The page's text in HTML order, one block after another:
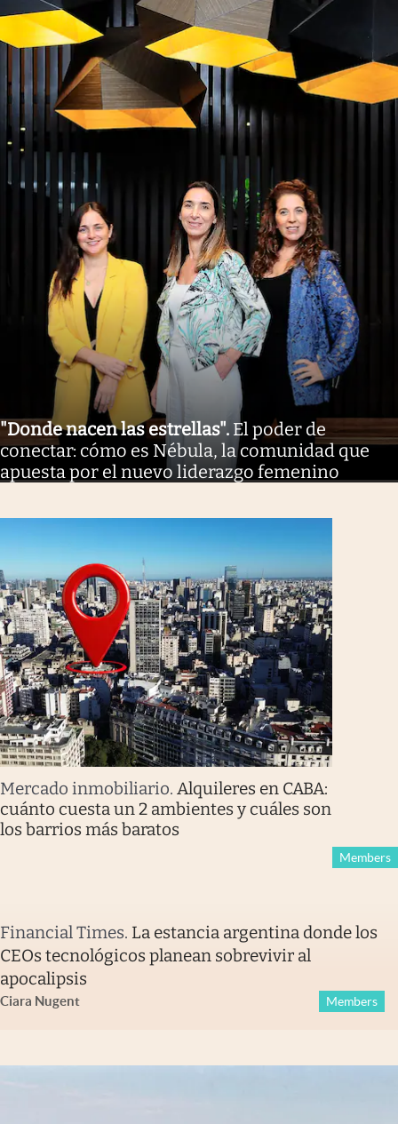
"Donde nacen las estrellas". El poder de
conectar: cómo es Nébula, la comunidad que
apuesta por el nuevo liderazgo femenino
Mercado inmobiliario. Alquileres en CABA:
cuánto cuesta un 2 ambientes y cuáles son
los barrios más baratos
Members
Financial Times. La estancia argentina donde los
CEOs tecnológicos planean sobrevivir al
apocalipsis
Ciara Nugent Members